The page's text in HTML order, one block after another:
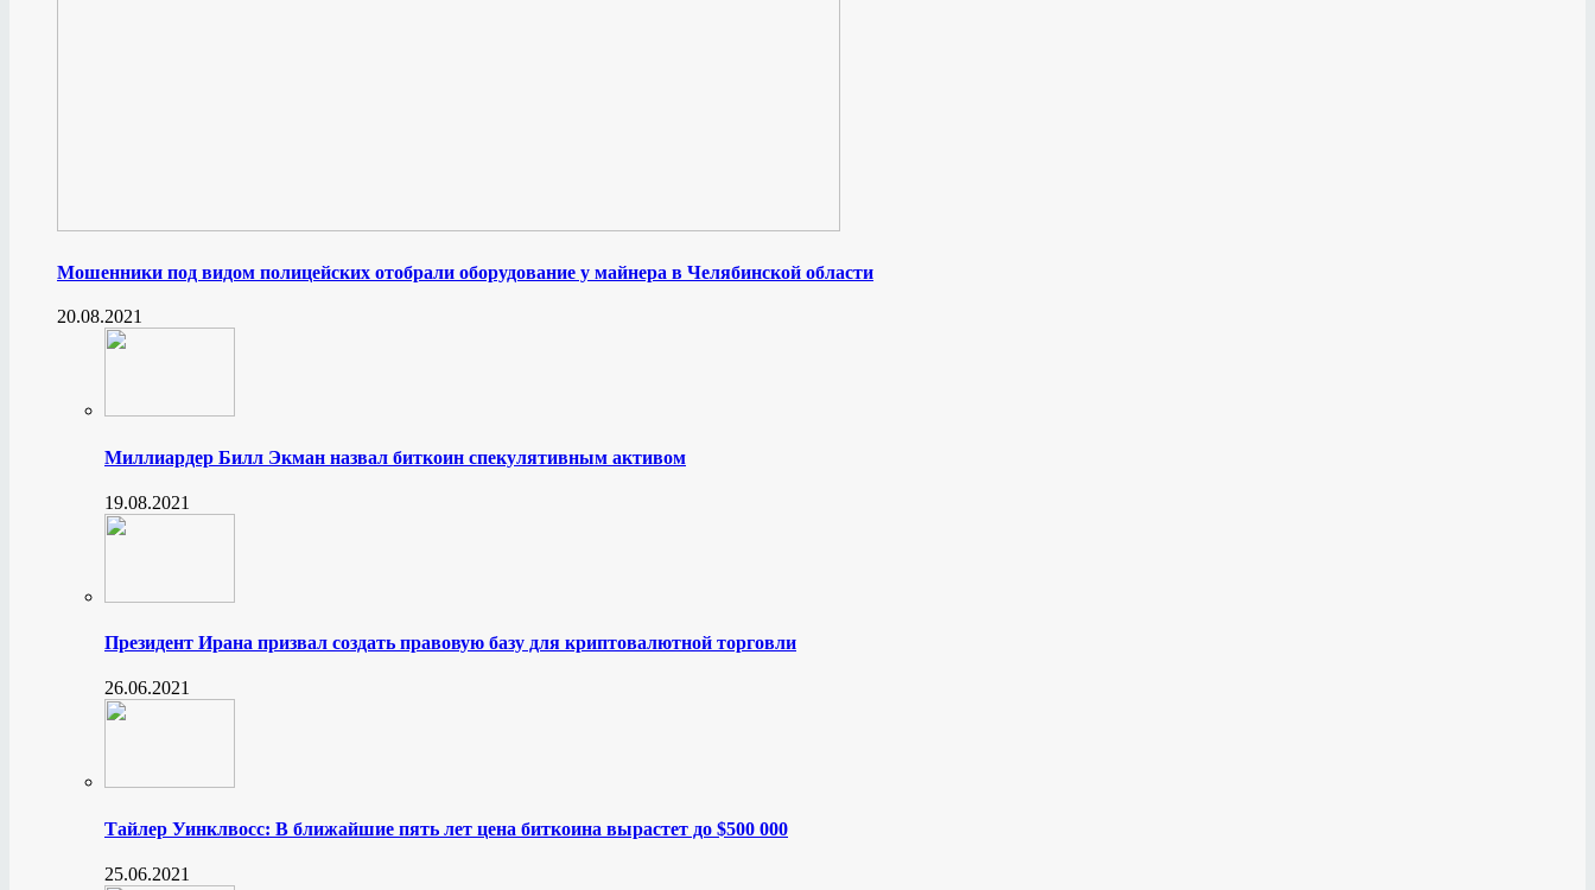
Мошенники под видом полицейских отобрали оборудование у майнера в Челябинской области
20.08.2021
Миллиардер Билл Экман назвал биткоин спекулятивным активом
19.08.2021
Президент Ирана призвал создать правовую базу для криптовалютной торговли
26.06.2021
Тайлер Уинклвосс: В ближайшие пять лет цена биткоина вырастет до $500 000
25.06.2021